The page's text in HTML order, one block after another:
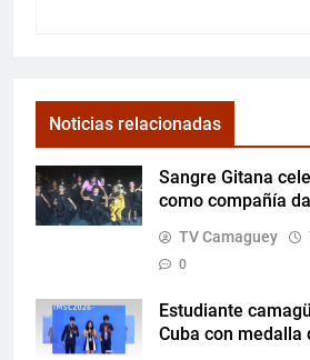
Noticias relacionadas
Sangre Gitana
como compañía
TV Camaguey
0
Estudiante
Cuba con medalla